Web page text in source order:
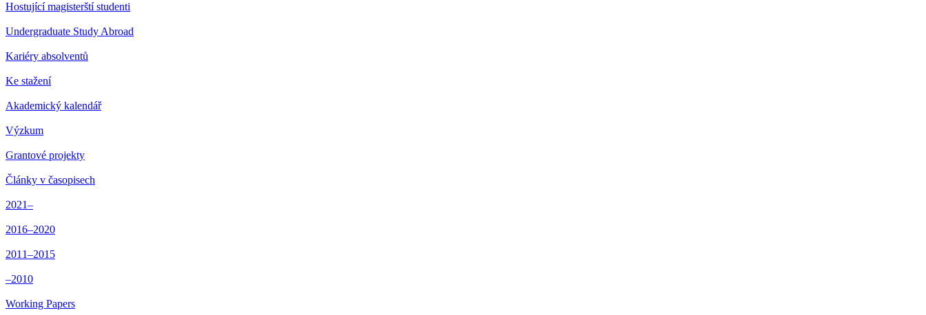
Hostující magisterští studenti
Undergraduate Study Abroad
Kariéry absolventů
Ke stažení
Akademický kalendář
Výzkum
Grantové projekty
Články v časopisech
2021–
2016–2020
2011–2015
–2010
Working Papers